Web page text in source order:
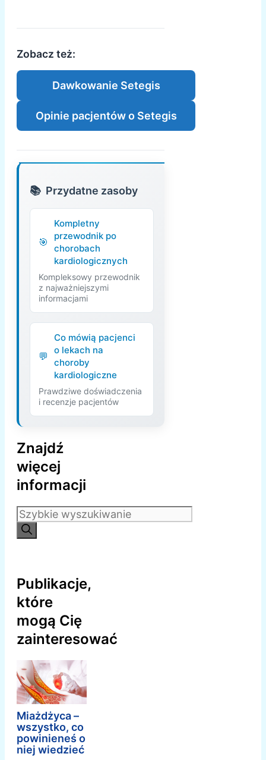
Zobacz też:
Dawkowanie Setegis
Opinie pacjentów o Setegis
Przydatne zasoby
Kompletny
przewodnik po
chorobach
kardiologicznych
Kompleksowy przewodnik
z najważniejszymi
informacjami
Co mówią pacjenci
o lekach na
choroby
kardiologiczne
Prawdziwe doświadczenia
i recenzje pacjentów
Znajdź
więcej
informacji
Szukaj:
Publikacje,
które
mogą Cię
zainteresować
Miażdżyca –
wszystko, co
powinieneś o
niej wiedzieć